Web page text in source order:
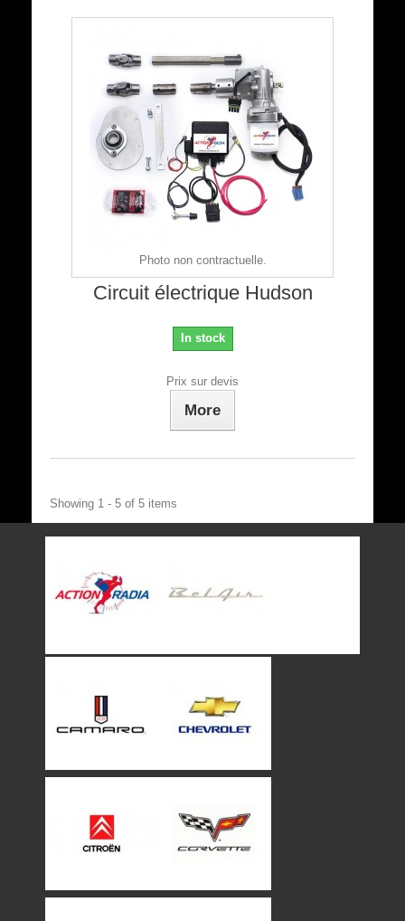
Photo non contractuelle.
Circuit électrique Hudson
In stock
Prix sur devis
More
Showing 1 - 5 of 5 items